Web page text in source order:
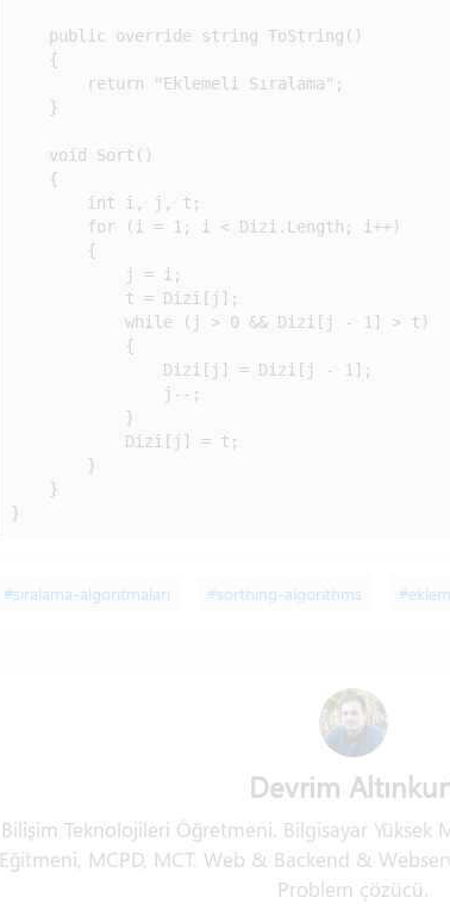
    public override string ToString()
    {
        return "Eklemeli Sıralama";
    }
    void Sort()
    {
        int i, j, t;
        for (i = 1; i < Dizi.Length; i++)
        {
            j = i;
            t = Dizi[j];
            while (j > 0 && Dizi[j - 1] > t)
            {
                Dizi[j] = Dizi[j - 1];
                j--;
            }
            Dizi[j] = t;
        }
    }
#sıralama-algoritmaları #sorthing-algorithms
Devrim
Bilişim Teknolojileri Öğretmeni. Bilgisayar Yüksek
Eğitmeni, MCPD, MCT. Web & Backend &
Problem çözücü.